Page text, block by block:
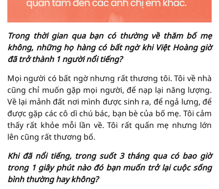
Trong thời gian qua bạn có thường về thăm bố mẹ
không, những họ hàng có bất ngờ khi Việt Hoàng giờ
đã trở thành 1 người nổi tiếng?
Mọi người có bất ngờ nhưng rất thương tôi. Tôi về nhà
cũng chỉ muốn gặp mọi người, để nạp lại năng lượng.
Về lại mảnh đất nơi mình được sinh ra, để ngả lưng, để
được gặp các cô dì chú bác, bạn bè của bố mẹ. Tôi cảm
thấy rất khỏe mỗi lần về. Tôi rất quấn mẹ nhưng lớn
lên cũng rất thương bố.
Khi đã nổi tiếng, trong suốt 3 tháng qua có bao giờ
trong 1 giây phút nào đó bạn muốn trở lại cuộc sống
bình thường hay không?